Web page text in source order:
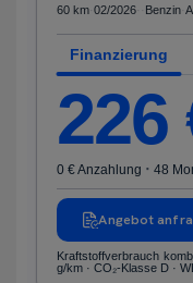
60 km 02/2026 Benzin
Finanzierung
226
0 € Anzahlung · 48
Angebot
Kraftstoffverbrauch
g/km · CO₂-Klasse D ·